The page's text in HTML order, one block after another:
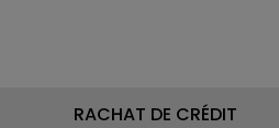
RACHAT DE CRÉDIT